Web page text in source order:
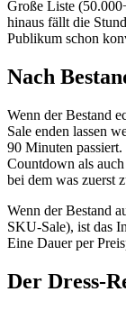
Große Liste
hinaus fällt die
Publikum schon
Nach
Wenn der Bestand
Sale enden lassen
90 Minuten
Countdown als
bei dem was zuerst
Wenn der Bestand
SKU-Sale), ist das
Eine Dauer per
Der Dress-